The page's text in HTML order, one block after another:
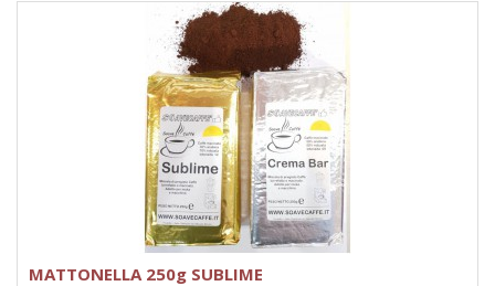
MATTONELLA 250g SUBLIME